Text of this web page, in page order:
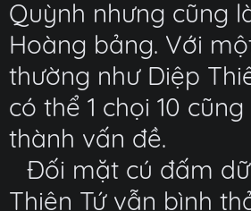
Quỳnh nhưng cũng
Hoàng bảng. Với
thường như Diệp
có thể 1 chọi 10
thành vấn đề.
Đối mặt cú đấm
Thiên Tứ vẫn bình